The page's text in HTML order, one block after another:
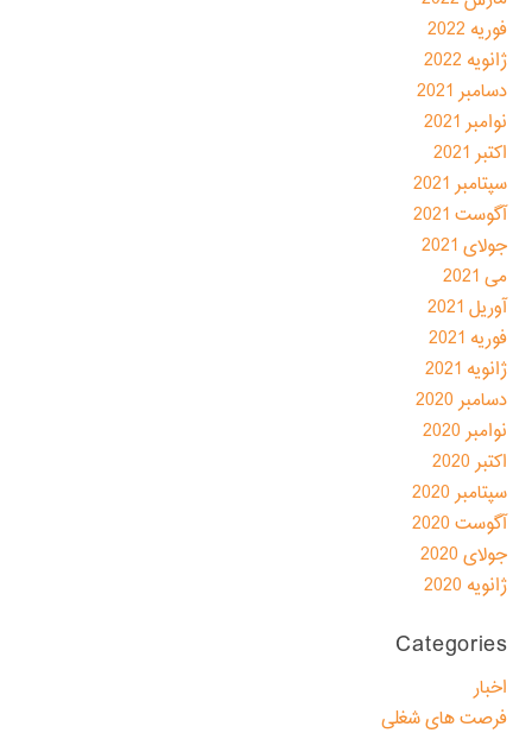
فوریه 2022
ژانویه 2022
دسامبر 2021
نوامبر 2021
اکتبر 2021
سپتامبر 2021
آگوست 2021
جولای 2021
می 2021
آوریل 2021
فوریه 2021
ژانویه 2021
دسامبر 2020
نوامبر 2020
اکتبر 2020
سپتامبر 2020
آگوست 2020
جولای 2020
ژانویه 2020
Categories
اخبار
فرصت های شغلی